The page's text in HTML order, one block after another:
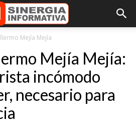
Mejía Mejía
Mejía Mejía:
incómodo
necesario para